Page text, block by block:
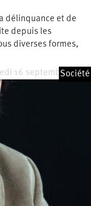
délinquance et de
depuis les
diverses formes,
16 septembre 2020
Société